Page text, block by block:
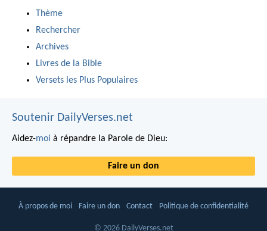
Thème
Rechercher
Archives
Livres de la Bible
Versets les Plus Populaires
Soutenir DailyVerses.net
Aidez-moi à répandre la Parole de Dieu:
Faire un don
À propos de moi Faire un don Contact Politique de confidentialité
© 2026 DailyVerses.net